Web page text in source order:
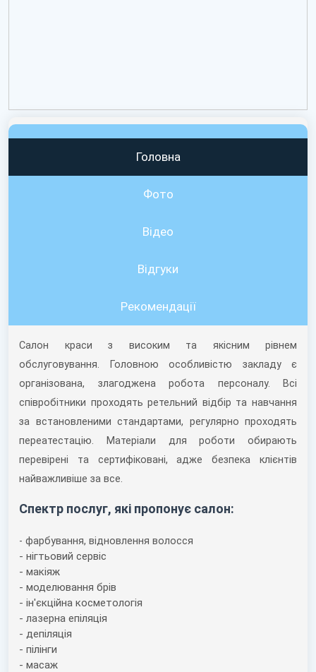
Головна
Фото
Відео
Вiдгуки
Рекомендації
Салон краси з високим та якісним рівнем
обслуговування. Головною особливістю закладу є
організована, злагоджена робота персоналу. Всі
співробітники проходять ретельний відбір та навчання
за встановленими стандартами, регулярно проходять
переатестацію. Матеріали для роботи обирають
перевірені та сертифіковані, адже безпека клієнтів
найважливіше за все.
Спектр послуг, які пропонує салон:
- фарбування, відновлення волосся
- нігтьовий сервіс
- макіяж
- моделювання брів
- ін'єкційна косметологія
- лазерна епіляція
- депіляція
- пілінги
- масаж